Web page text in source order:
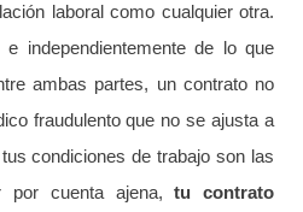
laboral como cualquier otra.
independientemente de lo que
ambas partes, un contrato no
fraudulento que no se ajusta a
condiciones de trabajo son las
por cuenta ajena,tu contrato